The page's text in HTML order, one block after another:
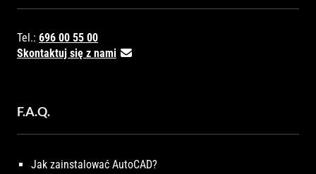
Tel.: 696 00 55 00
Skontaktuj się z nami
F.A.Q.
Jak zainstalować AutoCAD?